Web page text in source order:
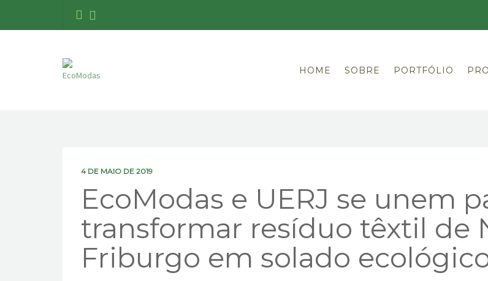
HOME SOBRE PORTFÓLIO
4 DE MAIO DE 2019
EcoModas e UERJ se unem
transformar resíduo têxtil de
Friburgo em solado